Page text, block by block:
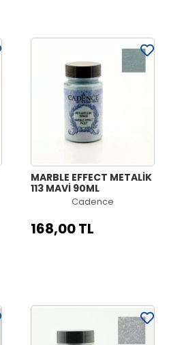
MARBLE EFFECT METALİK
113 MAVİ 90ML
Cadence
168,00 TL